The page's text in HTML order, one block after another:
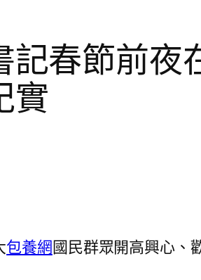
記春節前夜
實
包養網國民群眾開高興心、